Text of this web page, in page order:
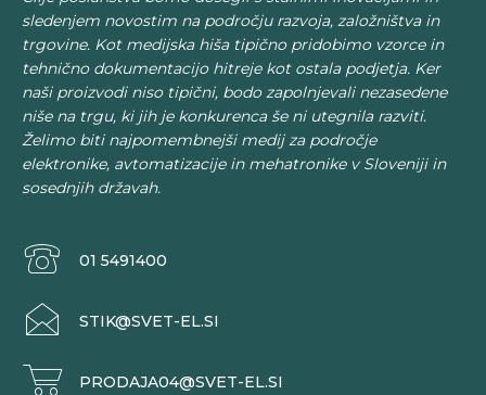
sledenjem novostim na področju razvoja, založništva in
trgovine. Kot medijska hiša tipično pridobimo vzorce in
tehnično dokumentacijo hitreje kot ostala podjetja. Ker
naši proizvodi niso tipični, bodo zapolnjevali nezasedene
niše na trgu, ki jih je konkurenca še ni utegnila razviti.
Želimo biti najpomembnejši medij za področje
elektronike, avtomatizacije in mehatronike v Sloveniji in
sosednjih državah.
01 5491400
STIK@SVET-EL.SI
PRODAJA04@SVET-EL.SI